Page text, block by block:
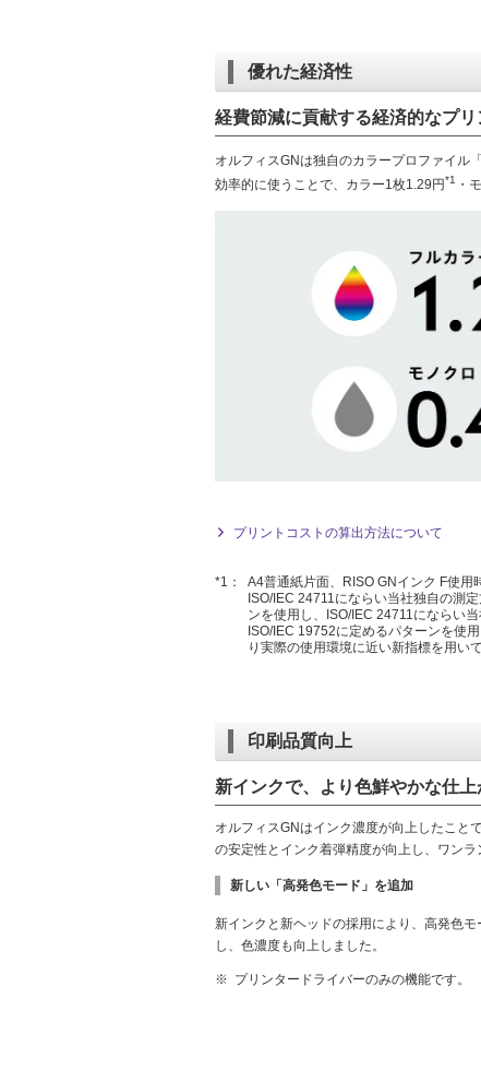
優れた経済性
経費節減に貢献する経済的なプリ
オルフィスGNは独自のカラープロファイル
効率的に使うことで、カラー1枚1.29円*1 ・
プリントコストの算出方法について
*1：
A4普通紙片面、RISO GNインク F使用
ISO/IEC 24711にならい当社独自の測
ンを使用し、ISO/IEC 24711にならい
ISO/IEC 19752に定めるパターンを使
り実際の使用環境に近い新指標を用い
印刷品質向上
新インクで、より色鮮やかな仕上
オルフィスGNはインク濃度が向上したこと
の安定性とインク着弾精度が向上し、ワンラ
新しい「高発色モード」を追加
新インクと新ヘッドの採用により、高発色
し、色濃度も向上しました。
※ プリンタードライバーのみの機能です。